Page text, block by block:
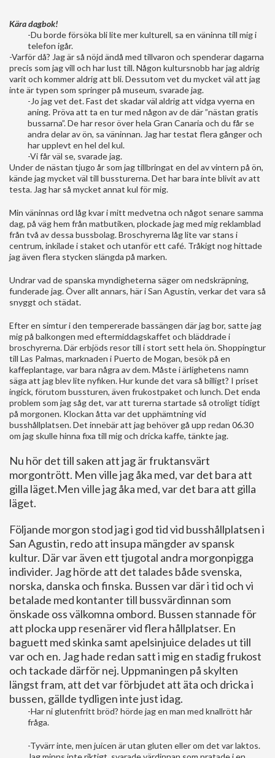
Kära dagbok!
-Du borde försöka bli lite mer kulturell, sa en väninna till mig i
telefon igår.
-Varför då? Jag är så nöjd ändå med tillvaron och spenderar dagarna
precis som jag vill och har lust till. Någon kultursnobb har jag aldrig
varit och kommer aldrig att bli. Dessutom vet du mycket väl att jag
inte är typen som springer på museum, svarade jag.
-Jo jag vet det. Fast det skadar väl aldrig att vidga vyerna en
aning. Pröva att ta en tur med någon av de där ”nästan gratis
bussarna”. De har resor över hela Gran Canaria och du får se
andra delar av ön, sa väninnan. Jag har testat flera gånger och
har upplevt en hel del kul.
-Vi får väl se, svarade jag.
Under de nästan tjugo år som jag tillbringat en del av vintern på ön,
kände jag mycket väl till bussturerna. Det har bara inte blivit av att
testa. Jag har så mycket annat kul för mig.
Min väninnas ord låg kvar i mitt medvetna och något senare samma
dag, på väg hem från matbutiken, plockade jag med mig reklamblad
från två av dessa bussbolag. Broschyrerna låg lite var stans i
centrum, inkilade i staket och utanför ett café. Tråkigt nog hittade
jag även flera stycken slängda på marken.
Undrar vad de spanska myndigheterna säger om nedskräpning,
funderade jag. Över allt annars, här i San Agustin, verkar det vara så
snyggt och städat.
Efter en simtur i den tempererade bassängen där jag bor, satte jag
mig på balkongen med eftermiddagskaffet och bläddrade i
broschyrerna. Där erbjöds resor till i stort sett hela ön. Shoppingtur
till Las Palmas, marknaden i Puerto de Mogan, besök på en
kaffeplantage, var bara några av dem. Måste i ärlighetens namn
säga att jag blev lite nyfiken. Hur kunde det vara så billigt? I priset
ingick, förutom bussturen, även frukostpaket och lunch. Det enda
problem som jag såg det, var att turerna startade så otroligt tidigt
på morgonen. Klockan åtta var det upphämtning vid
busshållplatsen. Det innebär att jag behöver gå upp redan 06.30
om jag skulle hinna fixa till mig och dricka kaffe, tänkte jag.
Nu hör det till saken att jag är fruktansvärt
morgontrött. Men ville jag åka med, var det bara att
gilla läget.Men ville jag åka med, var det bara att gilla
läget.
Följande morgon stod jag i god tid vid busshållplatsen i
San Agustin, redo att insupa mängder av spansk
kultur. Där var även ett tjugotal andra morgonpigga
individer. Jag hörde att det talades både svenska,
norska, danska och finska. Bussen var där i tid och vi
betalade med kontanter till bussvärdinnan som
önskade oss välkomna ombord. Bussen stannade för
att plocka upp resenärer vid flera hållplatser. En
baguett med skinka samt apelsinjuice delades ut till
var och en. Jag hade redan satt i mig en stadig frukost
och tackade därför nej. Uppmaningen på skylten
längst fram, att det var förbjudet att äta och dricka i
bussen, gällde tydligen inte just idag.
-Har ni glutenfritt bröd? hörde jag en man med knallrött hår
fråga.
-Tyvärr inte, men juicen är utan gluten eller om det var laktos.